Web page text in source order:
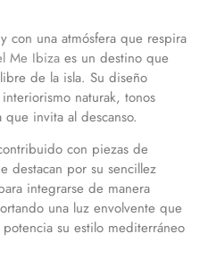
con una atmósfera que respira
Me Ibiza es un destino que
de la isla. Su diseño
naturak, tonos
invita al descanso.
con piezas de
destacan por su sencillez
integrarse de manera
una luz envolvente que
su estilo mediterráneo